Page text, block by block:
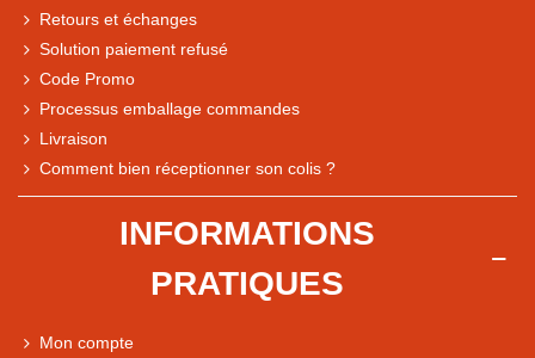
Comparaison des performances du magasin
Retours et échanges
Solution paiement refusé
Code Promo
Processus emballage commandes
Livraison
Comment bien réceptionner son colis ?
INFORMATIONS
PRATIQUES
Mon compte